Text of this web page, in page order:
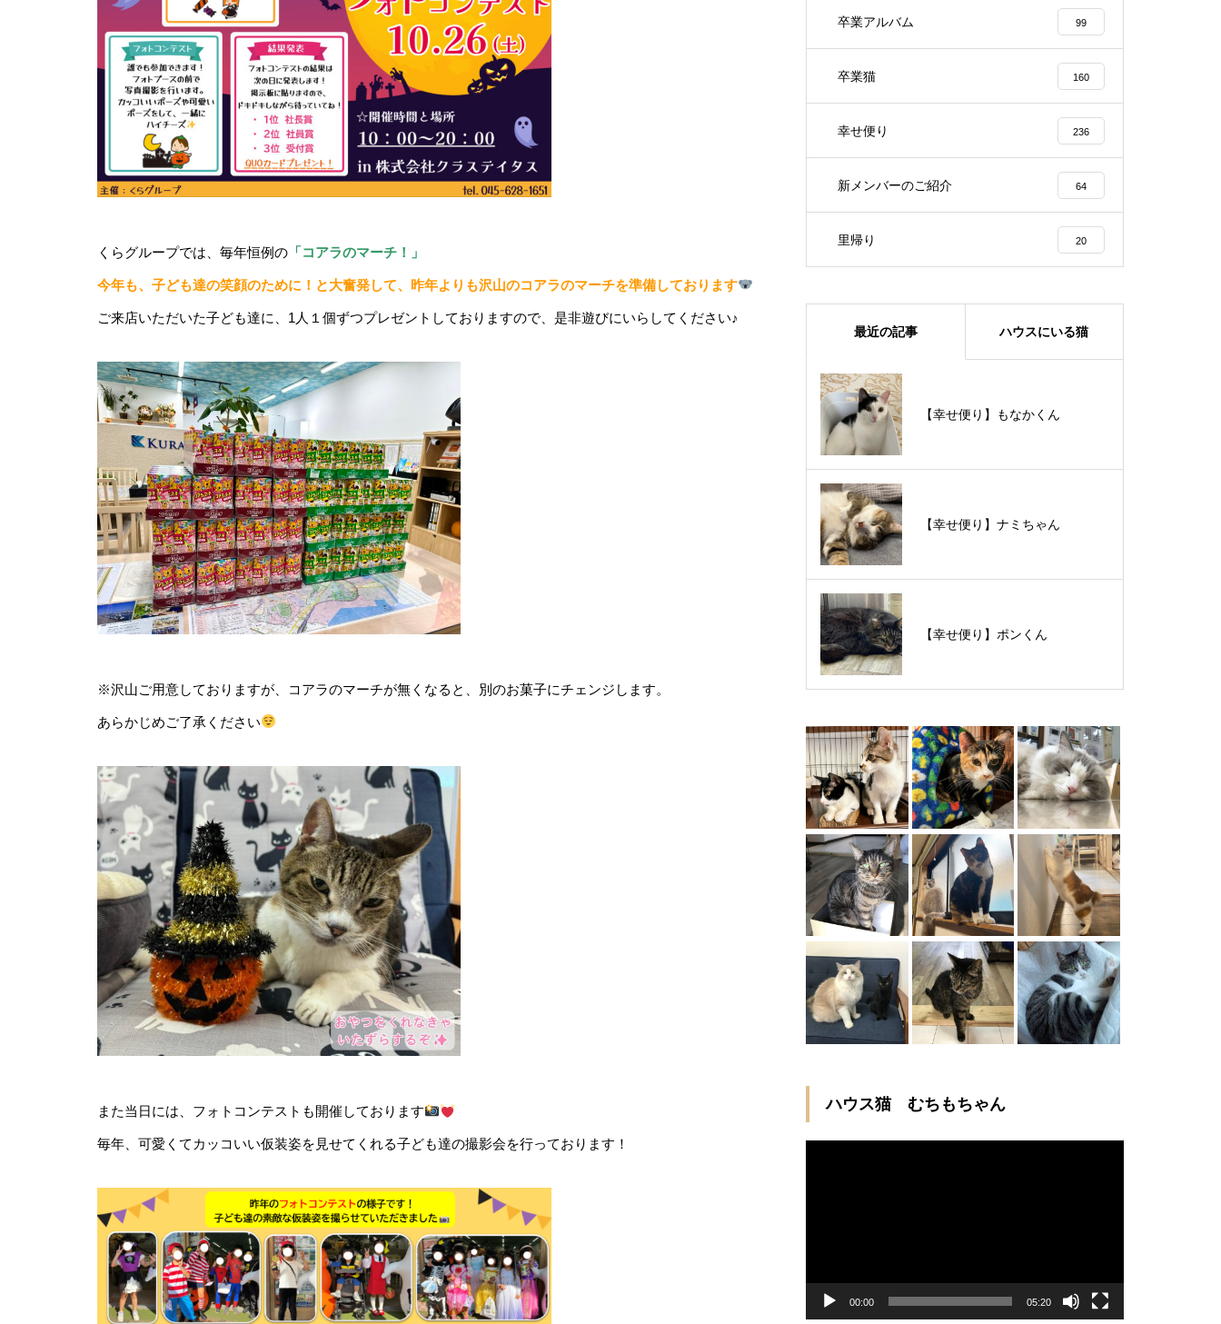
くらグループでは、毎年恒例の 「コアラのマーチ！」
今年も、子ども達の笑顔のために！と大奮発して、昨年よりも沢山のコアラのマーチを準備しております
ご来店いただいた子ども達に、1人１個ずつプレゼントしておりますので、是非遊びにいらしてください♪
※沢山ご用意しておりますが、コアラのマーチが無くなると、別のお菓子にチェンジします。
あらかじめご了承ください
また当日には、フォトコンテストも開催しております
毎年、可愛くてカッコいい仮装姿を見せてくれる子ども達の撮影会を行っております！
卒業アルバム 99
卒業猫 160
幸せ便り 236
新メンバーのご紹介 64
里帰り 20
最近の記事 ハウスにいる猫
【幸せ便り】もなかくん
【幸せ便り】ナミちゃん
【幸せ便り】ポンくん
【里親様募集中】メメちゃん
【里親様募集中】スンスンちゃん
【里親様募集中】タルトくん
ハウス猫 むちもちゃん
00:00 05:20